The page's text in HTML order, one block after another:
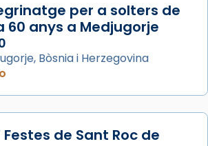
santes Juliana i
i màrtirs.
història de sant Cugat, a
Mitjana sorgeix la tradició
Juliana (“relatiu a Júlia”) i
(“relatiu a Semprònia =
per a solters de
60 anys a Medjugorje
Bòsnia i Herzegovina
Festes de Sant Roc de